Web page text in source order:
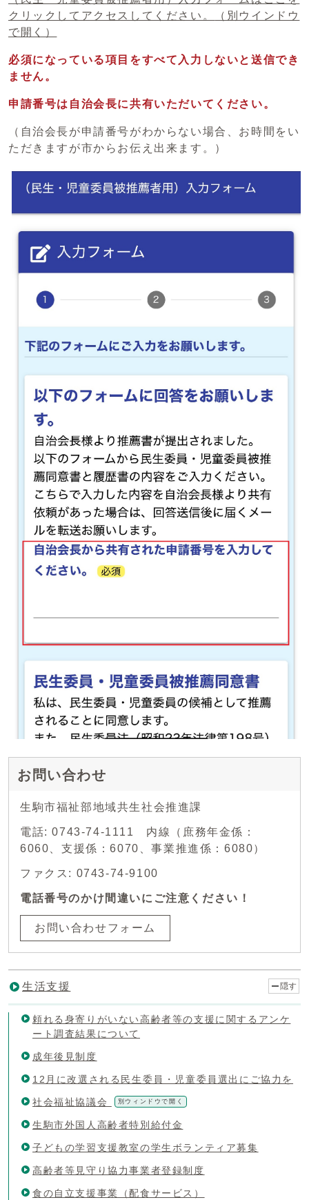
クリックしてアクセスしてください。
（別ウインドウ
で開く）
必須になっている項目をすべて入力しないと送信でき
ません。
申請番号は自治会長に共有いただいてください。
（自治会長が申請番号がわからない場合、お時間をい
ただきますが市からお伝え出来ます。）
お問い合わせ
生駒市福祉部地域共生社会推進課
電話: 0743-74-1111 内線（庶務年金係：
6060、支援係：6070、事業推進係：6080）
ファクス: 0743-74-9100
電話番号のかけ間違いにご注意ください！
お問い合わせフォーム
生活支援 隠す
頼れる身寄りがいない高齢者等の支援に関するアンケ
ート調査結果について
成年後見制度
12月に改選される民生委員・児童委員選出にご協力を
社会福祉協議会 別ウィンドウで開く
生駒市外国人高齢者特別給付金
子どもの学習支援教室の学生ボランティア募集
高齢者等見守り協力事業者登録制度
食の自立支援事業（配食サービス）